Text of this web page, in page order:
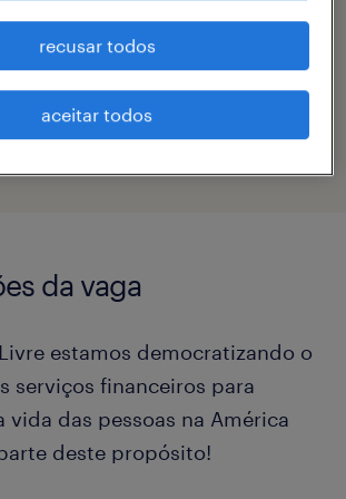
caires silva
da vaga
estamos democratizando o
serviços financeiros para
vida das pessoas na América
deste propósito!
recusar todos
aceitar todos